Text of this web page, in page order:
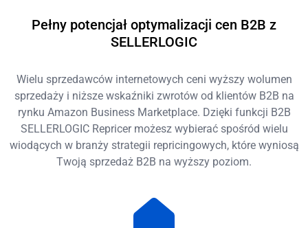
Pełny potencjał optymalizacji cen B2B z
SELLERLOGIC
Wielu sprzedawców internetowych ceni wyższy wolumen
sprzedaży i niższe wskaźniki zwrotów od klientów B2B na
rynku Amazon Business Marketplace. Dzięki funkcji B2B
SELLERLOGIC Repricer możesz wybierać spośród wielu
wiodących w branży strategii repricingowych, które wyniosą
Twoją sprzedaż B2B na wyższy poziom.